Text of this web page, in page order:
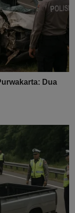
Dua